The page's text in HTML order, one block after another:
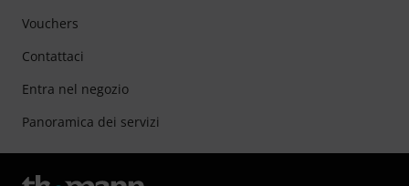
Vouchers
Contattaci
Entra nel negozio
Panoramica dei servizi